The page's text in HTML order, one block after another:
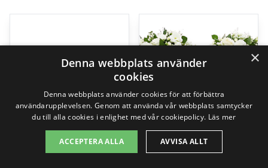
×
Denna webbplats använder
cookies
Denna webbplats använder cookies för att förbättra
användarupplevelsen. Genom att använda vår webbplats samtycker
du till alla cookies i enlighet med vår cookiepolicy. Läs mer
ACCEPTERA ALLA AVVISA ALLT